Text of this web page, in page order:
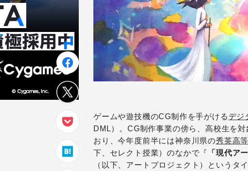
ゲームや遊技機のCG制作を手がける デジ
DML）。CG制作事業の傍ら、高校生を
おり、今年度前半には神奈川県の秀英高
下、セレクト授業）のなかで『
「現代ア
（以下、アートプロジェクト）というタ